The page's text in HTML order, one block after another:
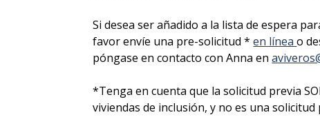
Si desea ser añadido a la lista de espera
favor envíe una pre-solicitud *en líneao
póngase en contacto con Anna en
*Tenga en cuenta que la solicitud previa
viviendas de inclusión, y no es una